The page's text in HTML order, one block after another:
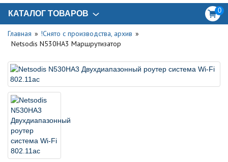
КАТАЛОГ ТОВАРОВ 0
Главная
!Снято с производства, архив
Netsodis N530HA3 Маршрутизатор